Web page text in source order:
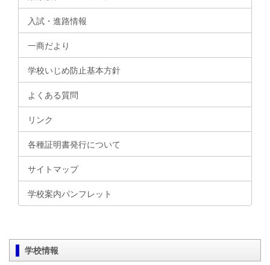
入試・進路情報
一商だより
学校いじめ防止基本方針
よくある質問
リンク
各種証明書発行について
サイトマップ
学校案内パンフレット
学校情報